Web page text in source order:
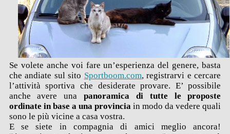
Se volete anche voi fare un’esperienza del genere, basta
che andiate sul sito Sportboom.com, registrarvi e cercare
l’attività sportiva che desiderate provare. E’ possibile
anche avere unapanoramica di tutte le proposte
ordinate in base a una provincia in modo da vedere quali
sono le più vicine a casa vostra.
E se siete in compagnia di amici meglio ancora!